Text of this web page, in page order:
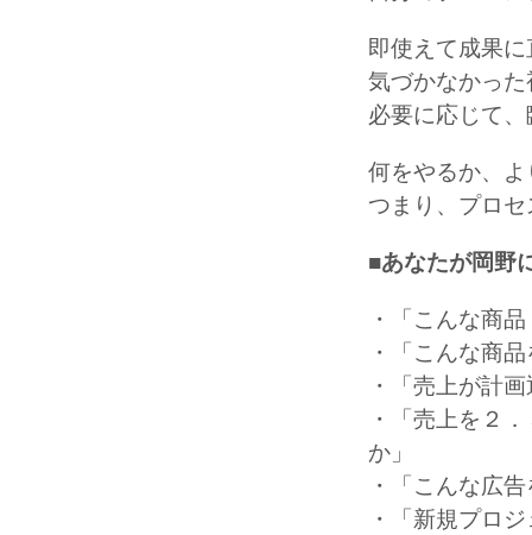
即使えて成果
気づかなかっ
必要に応じて
何をやるか、
つまり、プロ
■あなたが岡野
・「こんな商
・「こんな商
・「売上が計
・「売上を２
か」
・「こんな広
・「新規プロ